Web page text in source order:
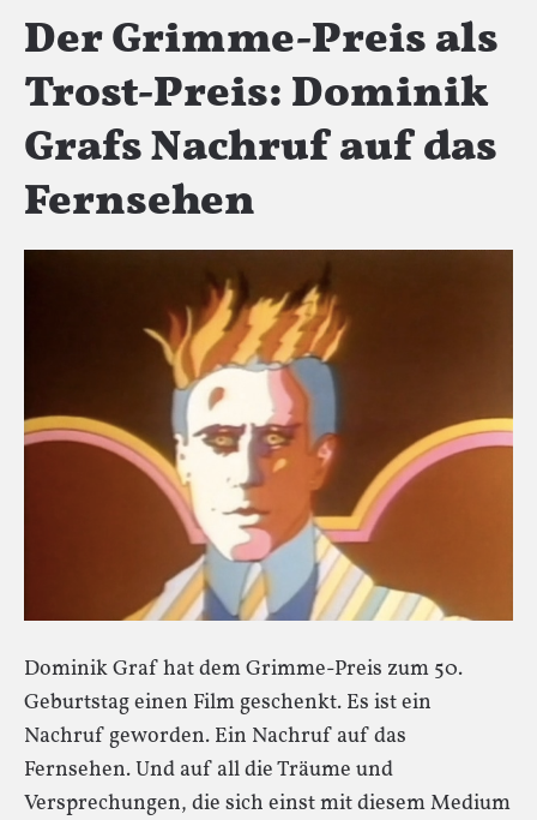
Der Grimme-Preis als
Trost-Preis: Dominik
Grafs Nachruf auf das
Fernsehen
Dominik Graf hat dem Grimme-Preis zum 50.
Geburtstag einen Film geschenkt. Es ist ein
Nachruf geworden. Ein Nachruf auf das
Fernsehen. Und auf all die Träume und
Versprechungen, die sich einst mit diesem Medium